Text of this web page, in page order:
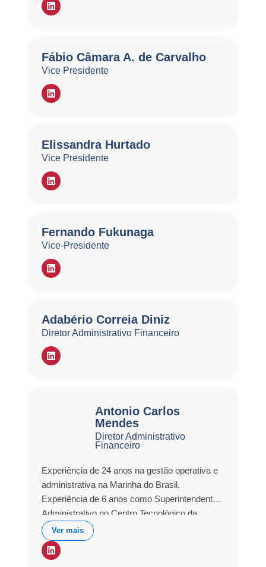
Fábio Câmara A. de Carvalho
Vice Presidente
Elissandra Hurtado
Vice Presidente
​Fernando Fukunaga
Vice-Presidente
Adabério Correia Diniz
Diretor Administrativo Financeiro
Antonio Carlos
Mendes
Diretor Administrativo
Financeiro
Experiência de 24 anos na gestão operativa e
administrativa na Marinha do Brasil.
Experiência de 6 anos como Superintendente
Administrativo no Centro Tecnológico da
Marinha em São Paulo. Experiência de 3 anos
na na Gestão do Conhecimento (GC) do
Programa Nuclear da Marinha, pela AMAZUL
Ver mais